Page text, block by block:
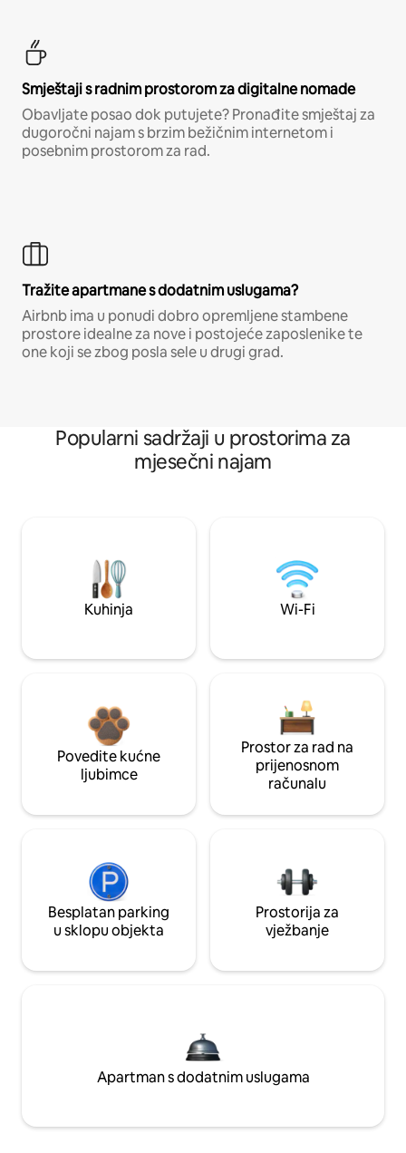
Smještaji s radnim prostorom za digitalne nomade
Obavljate posao dok putujete? Pronađite smještaj za
dugoročni najam s brzim bežičnim internetom i
posebnim prostorom za rad.
Tražite apartmane s dodatnim uslugama?
Airbnb ima u ponudi dobro opremljene stambene
prostore idealne za nove i postojeće zaposlenike te
one koji se zbog posla sele u drugi grad.
Popularni sadržaji u prostorima za
mjesečni najam
Kuhinja Wi-Fi
Povedite kućne
ljubimce
Prostor za rad na
prijenosnom
računalu
Besplatan parking
u sklopu objekta
Prostorija za
vježbanje
Apartman s dodatnim uslugama